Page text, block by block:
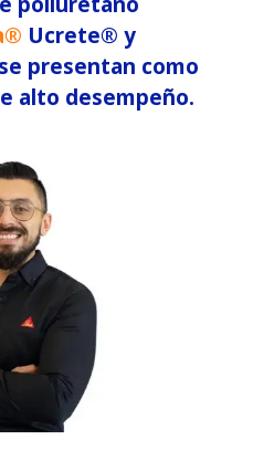
Ucrete® y
presentan como
alto desempeño.